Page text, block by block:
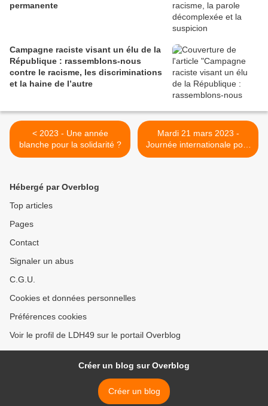
permanente
Campagne raciste visant un élu de la
République : rassemblons-nous
contre le racisme, les discriminations
et la haine de l’autre
< 2023 - Une année
blanche pour la solidarité ?
Mardi 21 mars 2023 -
Journée internationale pour
l'élimination de la
Hébergé par Overblog
Top articles
Pages
Contact
Signaler un abus
C.G.U.
Cookies et données personnelles
Préférences cookies
Voir le profil de LDH49 sur le portail Overblog
Créer un blog sur Overblog
Créer un blog